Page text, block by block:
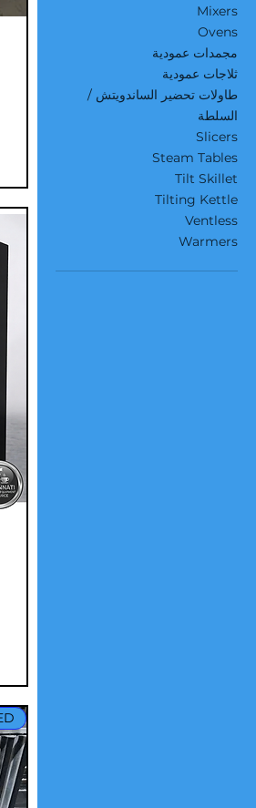
Mixers
Ovens
مجمدات عمودية
ثلاجات عمودية
طاولات تحضير الساندويتش /
السلطة
Slicers
Steam Tables
Tilt Skillet
Tilting Kettle
Ventless
Warmers